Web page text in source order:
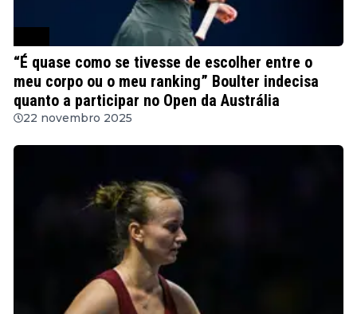
“É quase como se tivesse de escolher entre o
meu corpo ou o meu ranking” Boulter indecisa
quanto a participar no Open da Austrália
22 novembro 2025